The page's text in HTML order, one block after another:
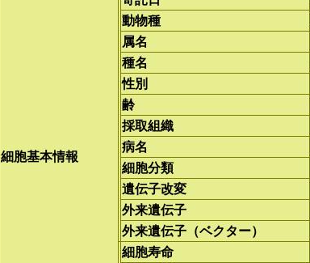
細胞基本情報
動物種
属名
種名
性別
齢
採取組織
病名
細胞分類
遺伝子改変
外来遺伝子
外来遺伝子（ベクター）
細胞寿命